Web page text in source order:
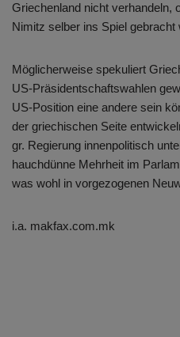
Griechenland nicht verhandeln,
Nimitz selber ins Spiel gebracht
Möglicherweise spekuliert
US-Präsidentschaftswahlen
US-Position eine andere sein
der griechischen Seite
gr. Regierung innenpolitisch
hauchdünne Mehrheit im
was wohl in vorgezogenen
i.a. makfax.com.mk